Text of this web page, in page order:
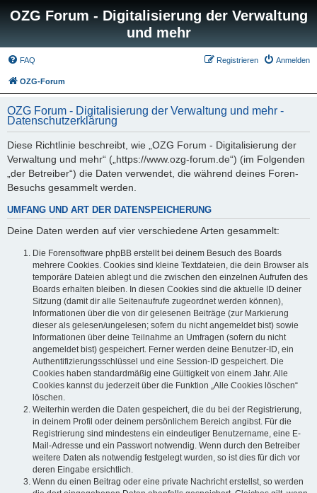
OZG Forum - Digitalisierung der Verwaltung
und mehr
FAQ Anmelden
Registrieren
OZG-Forum
OZG Forum - Digitalisierung der Verwaltung und mehr -
Datenschutzerklärung
Diese Richtlinie beschreibt, wie „OZG Forum - Digitalisierung der
Verwaltung und mehr“ („https://www.ozg-forum.de“) (im Folgenden
„der Betreiber“) die Daten verwendet, die während deines Foren-
Besuchs gesammelt werden.
UMFANG UND ART DER DATENSPEICHERUNG
Deine Daten werden auf vier verschiedene Arten gesammelt:
Die Forensoftware phpBB erstellt bei deinem Besuch des Boards
mehrere Cookies. Cookies sind kleine Textdateien, die dein Browser als
temporäre Dateien ablegt und die zwischen den einzelnen Aufrufen des
Boards erhalten bleiben. In diesen Cookies sind die aktuelle ID deiner
Sitzung (damit dir alle Seitenaufrufe zugeordnet werden können),
Informationen über die von dir gelesenen Beiträge (zur Markierung
dieser als gelesen/ungelesen; sofern du nicht angemeldet bist) sowie
Informationen über deine Teilnahme an Umfragen (sofern du nicht
angemeldet bist) gespeichert. Ferner werden deine Benutzer-ID, ein
Authentifizierungsschlüssel und eine Session-ID gespeichert. Die
Cookies haben standardmäßig eine Gültigkeit von einem Jahr. Alle
Cookies kannst du jederzeit über die Funktion „Alle Cookies löschen“
löschen.
Weiterhin werden die Daten gespeichert, die du bei der Registrierung,
in deinem Profil oder deinem persönlichem Bereich angibst. Für die
Registrierung sind mindestens ein eindeutiger Benutzername, eine E-
Mail-Adresse und ein Passwort notwendig. Wenn durch den Betreiber
weitere Daten als notwendig festgelegt wurden, so ist dies für dich vor
deren Eingabe ersichtlich.
Wenn du einen Beitrag oder eine private Nachricht erstellst, so werden